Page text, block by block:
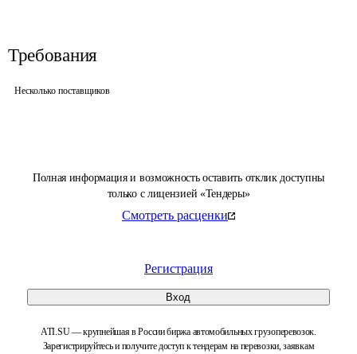
Полная информация и возможность оставить отклик доступны
только с лицензией «Тендеры»
Смотреть расценки
Регистрация
Вход
ATI.SU — крупнейшая в России биржа автомобильных грузоперевозок.
Зарегистрируйтесь и получите доступ к тендерам на перевозки, заявкам
Требования
Несколько поставщиков